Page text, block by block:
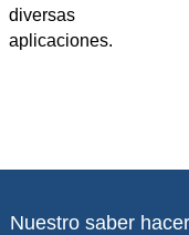
diversas
aplicaciones.
Nuestro saber